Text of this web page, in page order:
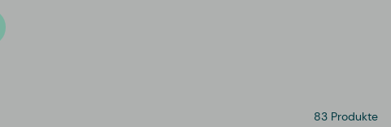
83 Produkte